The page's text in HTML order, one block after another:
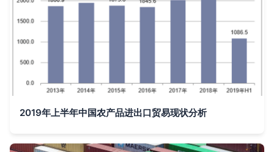
2019年上半年中国农产品进出口贸易现状分析